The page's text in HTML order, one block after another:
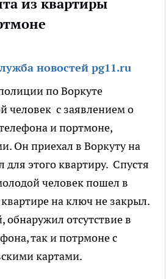
из квартиры
новостей pg11.ru
по Воркуте
человек с заявлением о
и портмоне,
Он приехал в Воркуту на
для этого квартиру. Спустя
человек пошел в
на ключ не закрыл.
отсутствие в
так и потрмоне с
картами.